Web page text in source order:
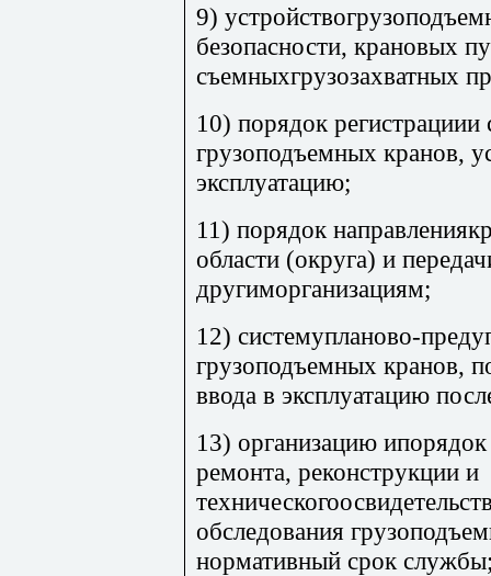
9)
безопасности, крановых
съемныхгрузозахватных
10) порядок регистрациии
грузоподъемных кранов,
эксплуатацию;
11) порядок
области (округа) и
другиморганизациям;
12) системупланово-
грузоподъемных кранов,
ввода в эксплуатацию
13) организацию
ремонта, реконструкции и
обследования
нормативный срок